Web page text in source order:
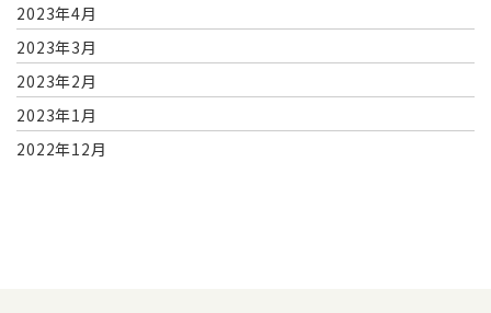
2023年4月
2023年3月
2023年2月
2023年1月
2022年12月